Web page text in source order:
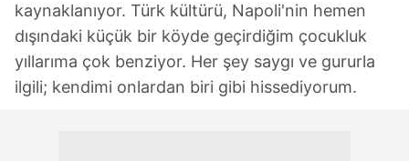
Metnimiziziyaret edebilirsiniz.
6698 sayılı Kişisel Verilerin Korunması Kanunu uyarınca
hazırlanmış Aydınlatma Metnimizi okumak ve sitemizde
ilgili mevzuata uygun olarak kullanılan çerezlerle ilgili bilgi
kaynaklanıyor. Türk kültürü, Napoli'nin hemen
dışındaki küçük bir köyde geçirdiğim çocukluk
yıllarıma çok benziyor. Her şey saygı ve gururla
ilgili; kendimi onlardan biri gibi hissediyorum.